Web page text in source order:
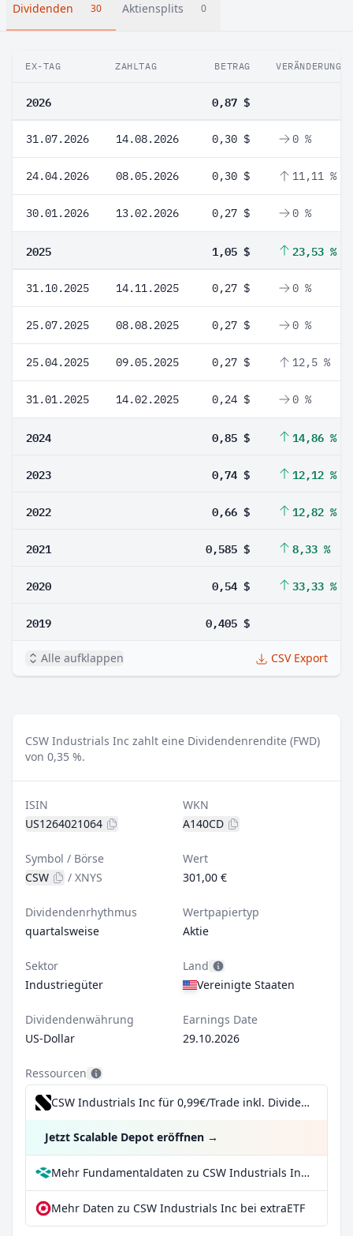
Dividenden 30 Aktiensplits 0
EX-TAG ZAHLTAG BETRAG VERÄNDERUNG
2026 0,87 $
31.07.2026 14.08.2026 0,30 $ 0 %
24.04.2026 08.05.2026 0,30 $ 11,11 %
30.01.2026 13.02.2026 0,27 $ 0 %
2025 1,05 $ 23,53 %
31.10.2025 14.11.2025 0,27 $ 0 %
25.07.2025 08.08.2025 0,27 $ 0 %
25.04.2025 09.05.2025 0,27 $ 12,5 %
31.01.2025 14.02.2025 0,24 $ 0 %
2024 0,85 $ 14,86 %
2023 0,74 $ 12,12 %
2022 0,66 $ 12,82 %
2021 0,585 $ 8,33 %
2020 0,54 $ 33,33 %
2019 0,405 $
Alle aufklappen CSV Export
CSW Industrials Inc zahlt eine Dividendenrendite (FWD)
von 0,35 %.
ISIN
US1264021064
WKN
A140CD
Symbol / Börse
CSW
/ XNYS
Wert
301,00 €
Dividendenrhythmus
quartalsweise
Wertpapiertyp
Aktie
Sektor
Industriegüter
Land
Vereinigte Staaten
Dividendenwährung
US-Dollar
Earnings Date
29.10.2026
Ressourcen
CSW Industrials Inc für 0,99€/Trade inkl. Dividend Reinvestment Plan
Jetzt Scalable Depot eröffnen →
Mehr Fundamentaldaten zu CSW Industrials Inc bei Parqet
Mehr Daten zu CSW Industrials Inc bei extraETF